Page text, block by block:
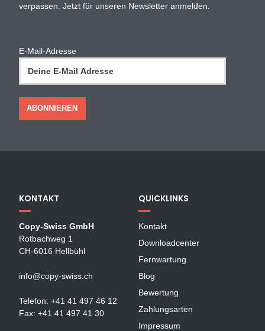
verpassen. Jetzt für unseren Newsletter anmelden.
E-Mail-Adresse
KONTAKT
Copy-Swiss GmbH
Rotbachweg 1
CH-6016 Hellbühl
info@copy-swiss.ch
Telefon: +41 41 497 46 12
Fax: +41 41 497 41 30
QUICKLINKS
Kontakt
Downloadcenter
Fernwartung
Blog
Bewertung
Zahlungsarten
Impressum